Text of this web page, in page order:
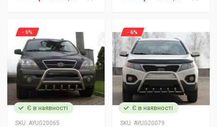
Є в наявності
SKU: AYUG20065
- 6%
Є в наявності
SKU: AYUG20079
- 6%